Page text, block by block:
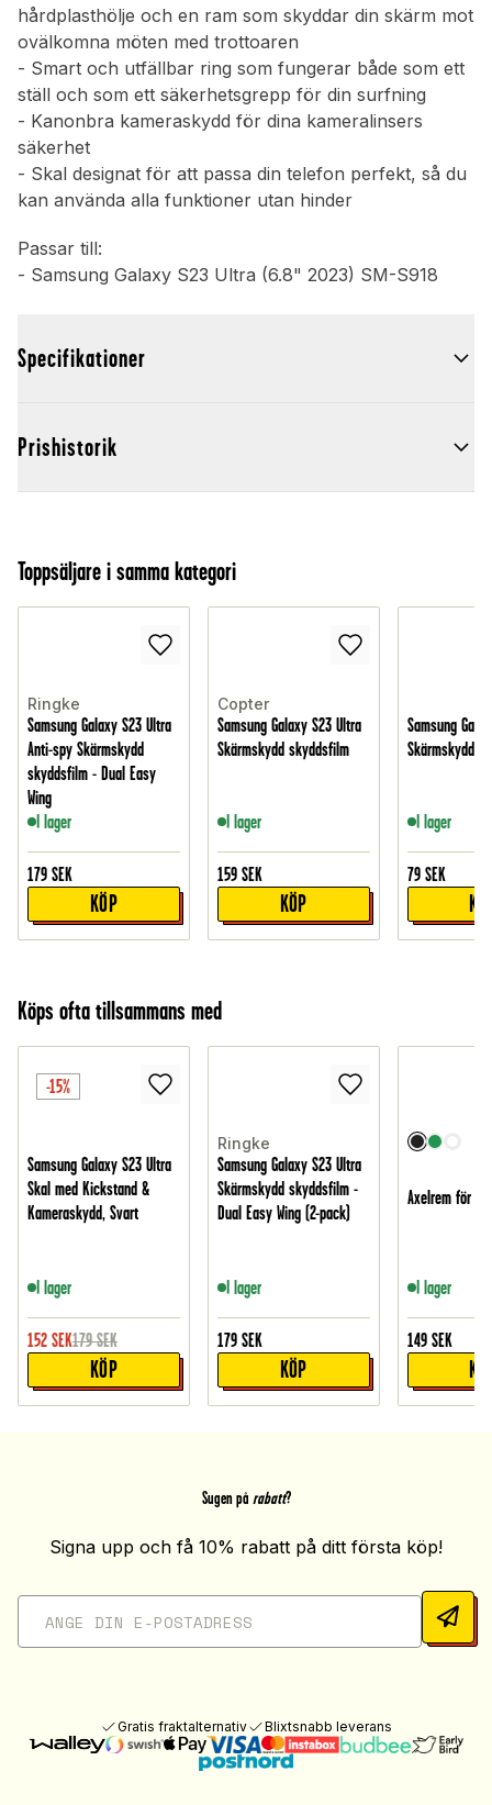
hårdplasthölje och en ram som skyddar din skärm mot
ovälkomna möten med trottoaren
- Smart och utfällbar ring som fungerar både som ett
ställ och som ett säkerhetsgrepp för din surfning
- Kanonbra kameraskydd för dina kameralinsers
säkerhet
- Skal designat för att passa din telefon perfekt, så du
kan använda alla funktioner utan hinder
Passar till:
- Samsung Galaxy S23 Ultra (6.8" 2023) SM-S918
Specifikationer
Prishistorik
Toppsäljare i samma kategori
Ringke
Samsung Galaxy S23 Ultra
Anti-spy Skärmskydd
skyddsfilm - Dual Easy
Wing
I lager
179 SEK
KÖP
Copter
Samsung Galaxy S23 Ultra
Skärmskydd skyddsfilm
I lager
159 SEK
KÖP
Samsung
Skärmskydd -
I lager
79 SEK
Köps ofta tillsammans med
-15%
Samsung Galaxy S23 Ultra
Skal med Kickstand &
Kameraskydd, Svart
I lager
152 SEK179 SEK
KÖP
Ringke
Samsung Galaxy S23 Ultra
Skärmskydd skyddsfilm -
Dual Easy Wing (2-pack)
I lager
179 SEK
KÖP
Axelrem för
I lager
149 SEK
Sugen på rabatt?
Signa upp och få 10% rabatt på ditt första köp!
Gratis fraktalternativ Blixtsnabb leverans